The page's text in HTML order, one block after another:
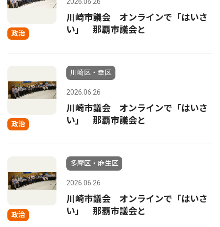
政治
川崎市議会 オンラインで「はいさ
い」 那覇市議会と
政治
川崎区・幸区
2026.06.26
川崎市議会 オンラインで「はいさ
い」 那覇市議会と
政治
多摩区・麻生区
2026.06.26
川崎市議会 オンラインで「はいさ
い」 那覇市議会と